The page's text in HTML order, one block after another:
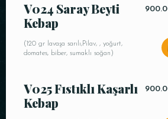
V024 Saray Beyti
Kebap
(120 gr lavaşa sarılı,Pilav, , yoğurt,
domates, biber, sumaklı soğan)
V025 Fıstıklı Kaşarlı
Kebap